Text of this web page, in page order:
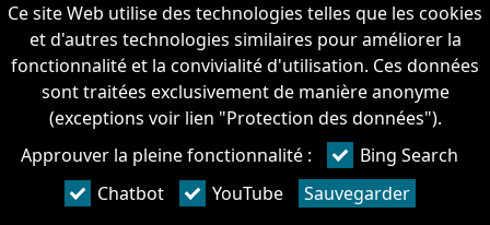
Ce site Web utilise des technologies telles que les cookies
et d'autres technologies similaires pour améliorer la
fonctionnalité et la convivialité d'utilisation. Ces données
sont traitées exclusivement de manière anonyme
(exceptions voir lien "Protection des données").
Approuver la pleine fonctionnalité :
Bing Search
Chatbot
YouTube Sauvegarder
Contact IThilft gGmbH
+49 351 - 312 930 64
info@it-hilft.de
Mentions légales (allemand)
Protection des données